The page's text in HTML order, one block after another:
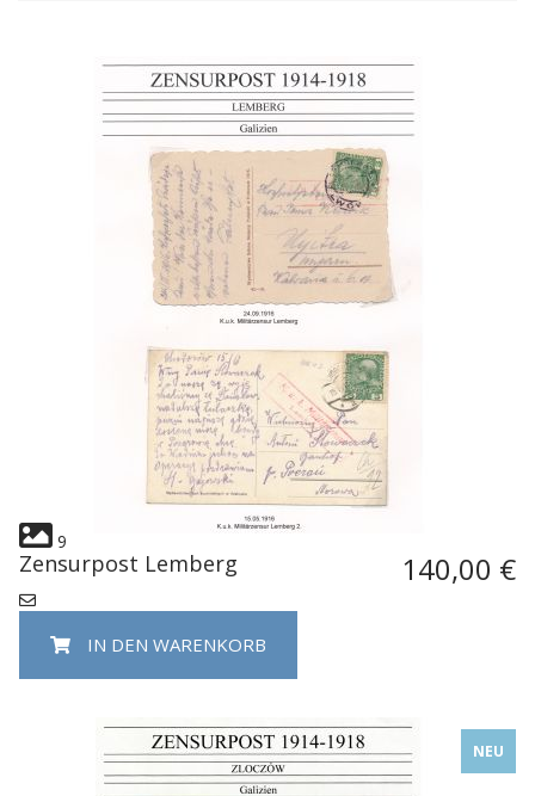
9
Zensurpost Lemberg 140,00 €
IN DEN WARENKORB
NEU